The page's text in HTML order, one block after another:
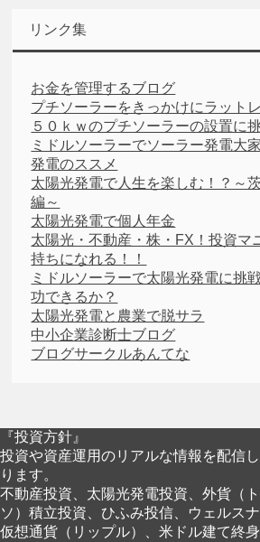
リンク集
お金を管理するブログ
プチソーラーをきっかけにラット
５０ｋｗのプチソーラーの設置に
ミドルソーラーでソーラー発電大
発電のススメ
太陽光発電で人生を楽しむ！？～
編～
太陽光発電で個人年金
太陽光・不動産・株・FX！投資マ
持ちになれる！！
ミドルソーラーで太陽光発電に挑
功できるか？
太陽光発電と農業で脱サラ
中小企業診断士ブログ
ブログサークルあんてな
『投資方針』
投資や資産運用のリアルな情報を配信
ります。
不動産投資、太陽光発電投資、外貨（
ソ）積立投資、ひふみ投信、ウェルス
仮想通貨（リップル）、米ドル建て終